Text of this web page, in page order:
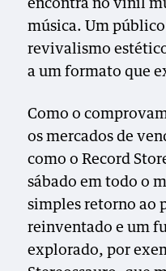
encontra no vinil
música. Um
revivalismo
a um formato que
Como o
os mercados de
como o Record
sábado em todo o
simples retorno ao
reinventado e um
explorado, por